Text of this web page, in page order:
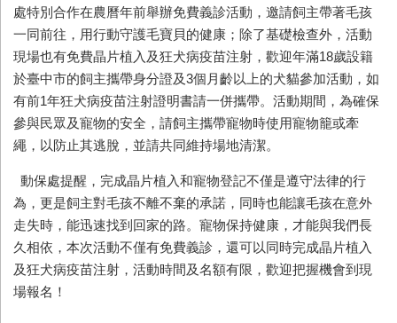
處特別合作在農曆年前舉辦免費義診活動，邀請飼主帶著毛孩
一同前往，用行動守護毛寶貝的健康；除了基礎檢查外，活動
現場也有免費晶片植入及狂犬病疫苗注射，歡迎年滿18歲設籍
於臺中市的飼主攜帶身分證及3個月齡以上的犬貓參加活動，如
有前1年狂犬病疫苗注射證明書請一併攜帶。活動期間，為確保
參與民眾及寵物的安全，請飼主攜帶寵物時使用寵物籠或牽
繩，以防止其逃脫，並請共同維持場地清潔。
動保處提醒，完成晶片植入和寵物登記不僅是遵守法律的行
為，更是飼主對毛孩不離不棄的承諾，同時也能讓毛孩在意外
走失時，能迅速找到回家的路。寵物保持健康，才能與我們長
久相依，本次活動不僅有免費義診，還可以同時完成晶片植入
及狂犬病疫苗注射，活動時間及名額有限，歡迎把握機會到現
場報名！